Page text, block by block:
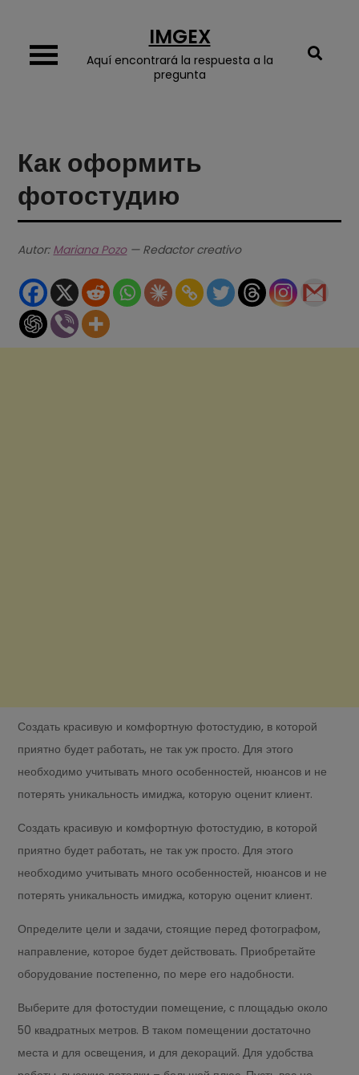
content
IMGEX
Aquí encontrará la respuesta a la
pregunta
Как оформить
фотостудию
Autor: Mariana Pozo— Redactor creativo
Создать красивую и комфортную фотостудию, в которой
приятно будет работать, не так уж просто. Для этого
необходимо учитывать много особенностей, нюансов и не
потерять уникальность имиджа, которую оценит клиент.
Создать красивую и комфортную фотостудию, в которой
приятно будет работать, не так уж просто. Для этого
необходимо учитывать много особенностей, нюансов и не
потерять уникальность имиджа, которую оценит клиент.
Определите цели и задачи, стоящие перед фотографом,
направление, которое будет действовать. Приобретайте
оборудование постепенно, по мере его надобности.
Выберите для фотостудии помещение, с площадью около
50 квадратных метров. В таком помещении достаточно
места и для освещения, и для декораций. Для удобства